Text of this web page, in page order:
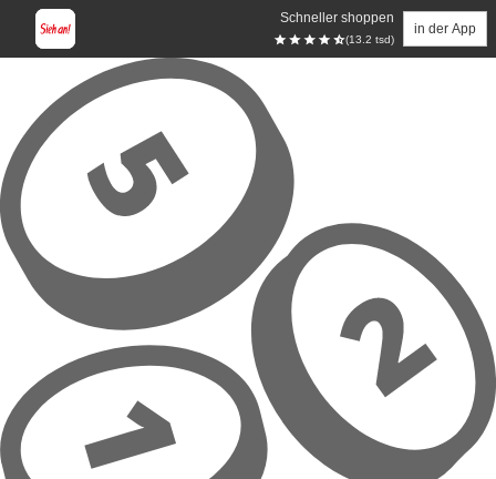
Schneller shoppen
(13.2 tsd)
in der App
Zum Hauptinhalt springen